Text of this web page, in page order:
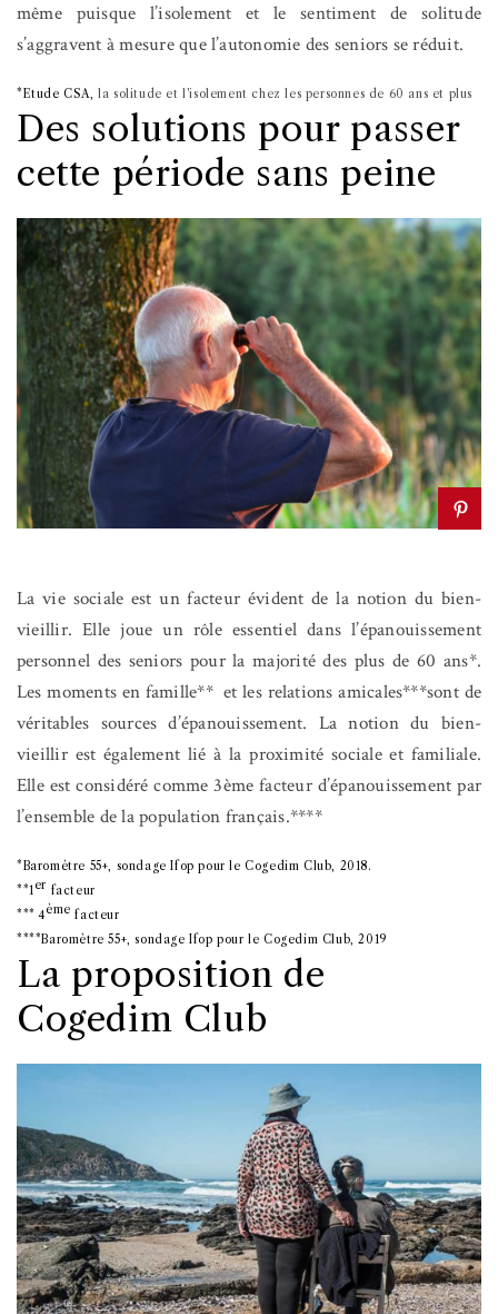
même puisque l’isolement et le sentiment de solitude
s’aggravent à mesure que l’autonomie des seniors se réduit.
*Etude CSA,la solitude et l’isolement chez les personnes de 60 ans et plus
Des solutions pour passer
cette période sans peine
La vie sociale est un facteur évident de la notion du bien-
vieillir. Elle joue un rôle essentiel dans l’épanouissement
personnel des seniors pour la majorité des plus de 60 ans*.
Les moments en famille** et les relations amicales***sont de
véritables sources d’épanouissement. La notion du bien-
vieillir est également lié à la proximité sociale et familiale.
Elle est considéré comme 3ème facteur d’épanouissement par
l’ensemble de la population français.****
*Baromètre 55+, sondage Ifop pour le Cogedim Club, 2018.
**1er facteur
*** 4ème facteur
****Baromètre 55+, sondage Ifop pour le Cogedim Club, 2019
La proposition de
Cogedim Club